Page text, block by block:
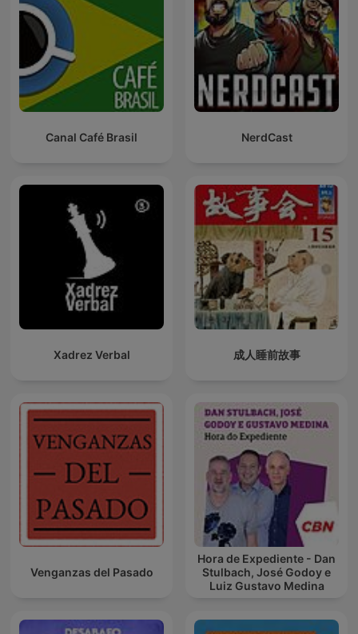
Canal Café Brasil NerdCast
Xadrez Verbal 成人睡前故事
Venganzas del Pasado
Hora de Expediente - Dan
Stulbach, José Godoy e
Luiz Gustavo Medina